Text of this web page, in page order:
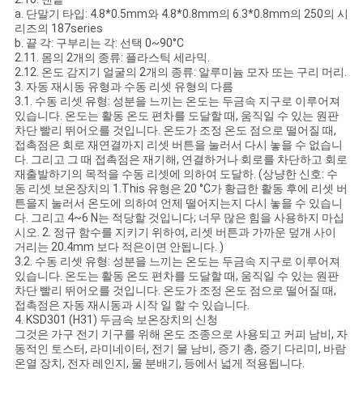
맵
PRIVACY
POLICY
a. 단말기 타입: 4.8*0.5mm와 4.8*0.8mm의 6.3*0.8mm의 250의 시
리즈의 187series
b. 끝 각: 구부리는 각: 선택 0~90°C
2.11. 몸의 2개의 종류: 플라스틱 세라믹.
2.12. 온도 감지기 얼굴의 2개의 종류: 알루미늄 모자 또는 구리 머리.
3. 자동 재시동 유형과 수동 리셋 유형의 다름
3.1. 수동 리셋 유형: 성분을 느끼는 온도는 두금속 지구로 이루어져
있습니다. 온도는 활동 온도 편차를 도달할 때, 움직일 수 있는 원판
차단 빨리 뛰어오를 것입니다. 온도가 조정 온도 점으로 떨어질 때,
접촉점은 회로 재연결까지 리셋 버튼을 눌러서 다시 놓을 수 없습니
다. 그리고 그 때 접촉점은 재기해, 연결하거나 회로를 차단하고 회로
재출발하기의 목적을 수동 리셋에 의하여 도달하. (상냥한 신호: 수
동 리셋 보온장치의 1.This 유형은 20 °C가 황급한 활동 후에 리셋 버
튼을지 눌러서 온도에 의하여 언제 떨어지는지 다시 놓을 수 있습니
다. 그리고 4~6 N는 적당할 것입니다; 너무 많은 힘을 사용하지 마십
시오. 2. 정규 함수를 지키기 위하여, 리셋 버튼과 가까운 덮개 사이
거리는 20.4mm 보다 적은이면 안됩니다. )
3.2. 수동 리셋 유형: 성분을 느끼는 온도는 두금속 지구로 이루어져
있습니다. 온도는 활동 온도 편차를 도달할 때, 움직일 수 있는 원판
차단 빨리 뛰어오를 것입니다. 온도가 조정 온도 점으로 떨어질 때,
접촉점은 자동 재시동과 시작 일 할 수 있습니다.
4. KSD301 (H31) 두금속 보온장치의 신청
그것은 가구 전기 기구를 위해 온도 조종으로 사용되고 커피 남비, 자
동적인 토스터, 라미네이터, 전기 물 남비, 증기 총, 증기 다리미, 바람
온열 장치, 전자 레인지, 물 분배기, 등에서 넓게 적용됩니다.